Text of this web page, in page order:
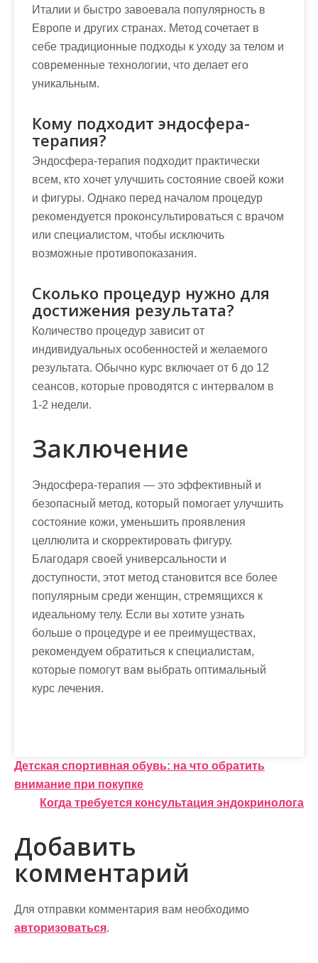
Италии и быстро завоевала популярность в
Европе и других странах. Метод сочетает в
себе традиционные подходы к уходу за телом и
современные технологии, что делает его
уникальным.
Кому подходит эндосфера-
терапия?
Эндосфера-терапия подходит практически
всем, кто хочет улучшить состояние своей кожи
и фигуры. Однако перед началом процедур
рекомендуется проконсультироваться с врачом
или специалистом, чтобы исключить
возможные противопоказания.
Сколько процедур нужно для
достижения результата?
Количество процедур зависит от
индивидуальных особенностей и желаемого
результата. Обычно курс включает от 6 до 12
сеансов, которые проводятся с интервалом в
1-2 недели.
Заключение
Эндосфера-терапия — это эффективный и
безопасный метод, который помогает улучшить
состояние кожи, уменьшить проявления
целлюлита и скорректировать фигуру.
Благодаря своей универсальности и
доступности, этот метод становится все более
популярным среди женщин, стремящихся к
идеальному телу. Если вы хотите узнать
больше о процедуре и ее преимуществах,
рекомендуем обратиться к специалистам,
которые помогут вам выбрать оптимальный
курс лечения.
Н
а
и
г
а
ц
Детская спортивная обувь: на что обратить
внимание при покупке
Когда требуется консультация эндокринолога
Добавить
комментарий
Для отправки комментария вам необходимо
авторизоваться.